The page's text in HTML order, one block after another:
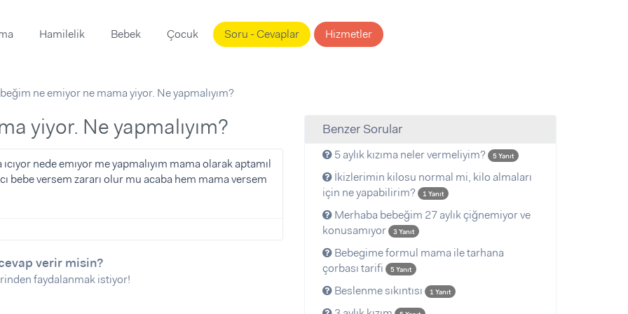
Hamilelik Bebek Çocuk Soru - Cevaplar Hizmetler
ne emiyor ne mama yiyor. Ne yapmalıyım?
yiyor. Ne yapmalıyım?
ıcıyor nede emıyor me yapmalıyım mama olarak aptamıl
bebe versem zararı olur mu acaba hem mama versem
verir misin?
faydalanmak istiyor!
Benzer Sorular
5 aylık kızıma neler vermeliyim? 5 Yanıt
İkizlerimin kilosu normal mi, kilo almaları
için ne yapabilirim?
1 Yanıt
Merhaba bebeğim 27 aylık çiğnemiyor ve
konusamıyor
3 Yanıt
Bebegime formul mama ile tarhana
çorbası tarifi
5 Yanıt
Beslenme sıkıntısı 1 Yanıt